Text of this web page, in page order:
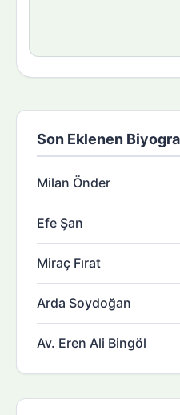
Son Eklenen
Milan Önder
Efe Şan
Miraç Fırat
Arda Soydoğan
Av. Eren Ali Bingöl